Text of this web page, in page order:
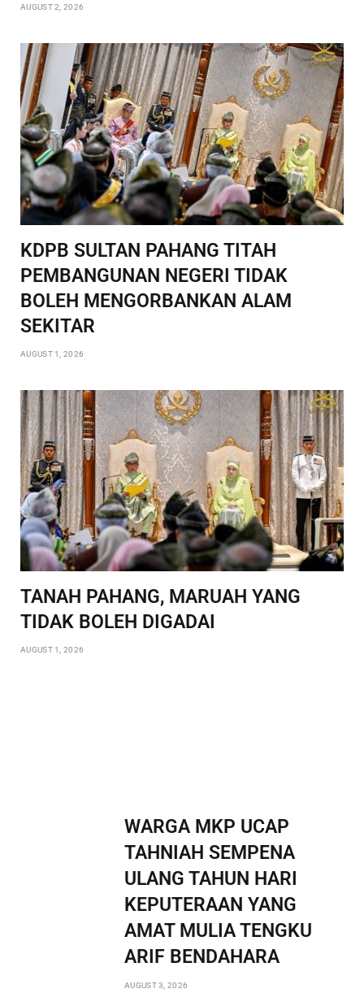
AUGUST 2, 2026
KDPB SULTAN PAHANG TITAH
PEMBANGUNAN NEGERI TIDAK
BOLEH MENGORBANKAN ALAM
SEKITAR
AUGUST 1, 2026
TANAH PAHANG, MARUAH YANG
TIDAK BOLEH DIGADAI
AUGUST 1, 2026
WARGA MKP UCAP
TAHNIAH SEMPENA
ULANG TAHUN HARI
KEPUTERAAN YANG
AMAT MULIA TENGKU
ARIF BENDAHARA
AUGUST 3, 2026